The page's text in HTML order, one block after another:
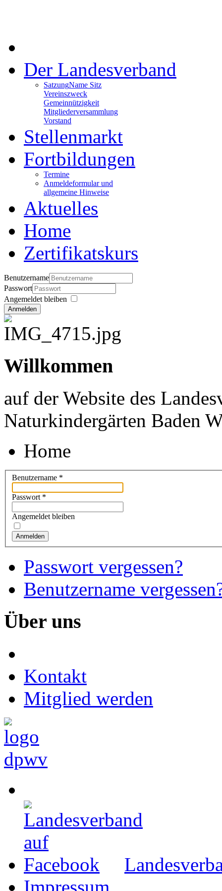
Der Landesverband
SatzungName Sitz
Vereinszweck
Gemeinnützigkeit
Mitgliederversammlung
Vorstand
Stellenmarkt
Fortbildungen
Termine
Anmeldeformular und
allgemeine Hinweise
Aktuelles
Home
Zertifikatskurs
Benutzername
Passwort
Angemeldet bleiben
Anmelden
Willkommen
auf der Website des
Naturkindergärten Baden
Home
Benutzername *
Passwort*
Angemeldet bleiben
Anmelden
Passwort vergessen?
Benutzername
Über uns
Kontakt
Mitglied werden